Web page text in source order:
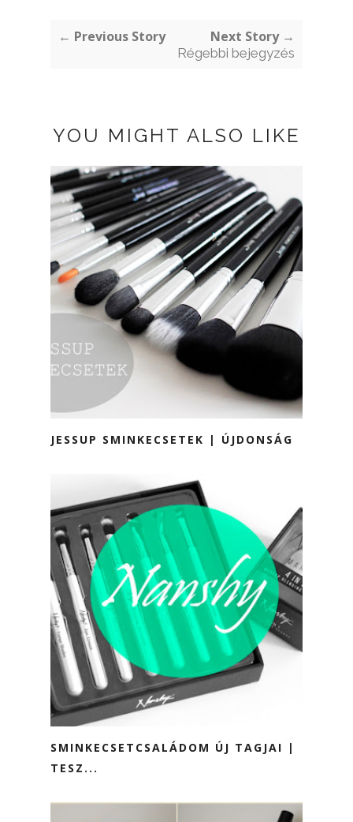
← Previous Story Next Story →
Régebbi bejegyzés
YOU MIGHT ALSO LIKE
JESSUP SMINKECSETEK | ÚJDONSÁG
SMINKECSETCSALÁDOM ÚJ TAGJAI |
TESZ...